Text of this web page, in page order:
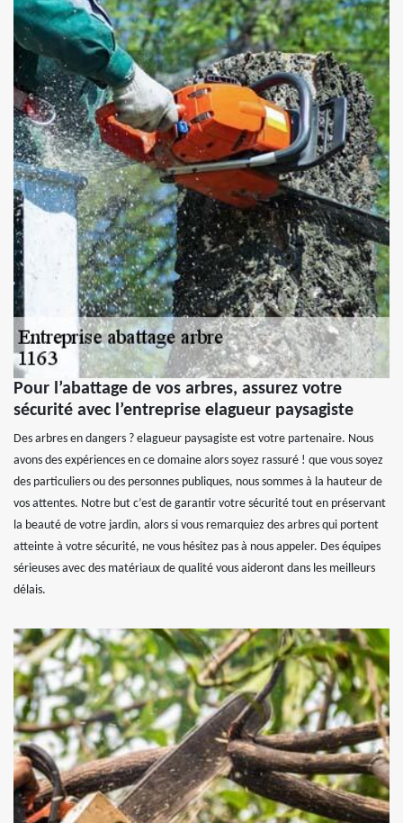
Pour l’abattage de vos arbres, assurez votre
sécurité avec l’entreprise elagueur paysagiste
Des arbres en dangers ? elagueur paysagiste est votre partenaire. Nous
avons des expériences en ce domaine alors soyez rassuré ! que vous soyez
des particuliers ou des personnes publiques, nous sommes à la hauteur de
vos attentes. Notre but c’est de garantir votre sécurité tout en préservant
la beauté de votre jardin, alors si vous remarquiez des arbres qui portent
atteinte à votre sécurité, ne vous hésitez pas à nous appeler. Des équipes
sérieuses avec des matériaux de qualité vous aideront dans les meilleurs
délais.